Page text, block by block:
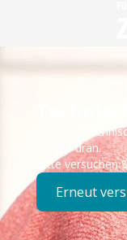
Es ist ein
bereits dran.
Bitte versuchen
Erneut